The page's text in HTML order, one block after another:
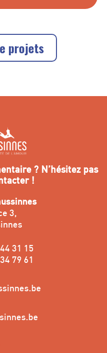
projets
? N’hésitez pas
!
3,
31 15
79 61